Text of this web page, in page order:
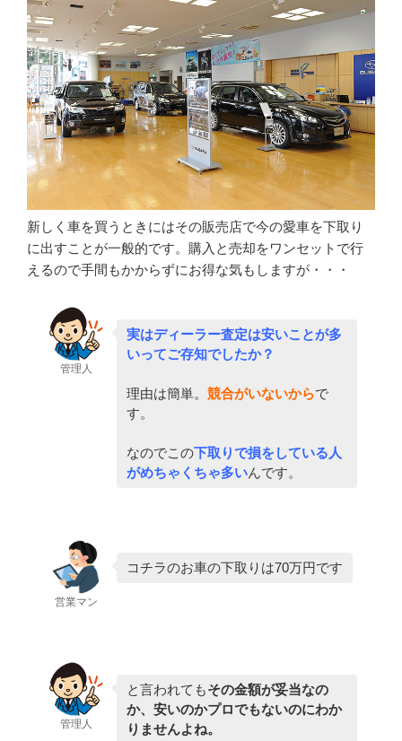
新しく車を買うときにはその販売店で今の愛車を下取り
に出すことが一般的です。購入と売却をワンセットで行
えるので手間もかからずにお得な気もしますが・・・
管理人
実はディーラー査定は安いことが多
いってご存知でしたか？
理由は簡単。 競合がいないからで
す。
なのでこの下取りで損をしている人
がめちゃくちゃ多いんです。
営業マン
コチラのお車の下取りは70万円です
管理人
と言われてもその金額が妥当なの
か、安いのかプロでもないのにわか
りませんよね。